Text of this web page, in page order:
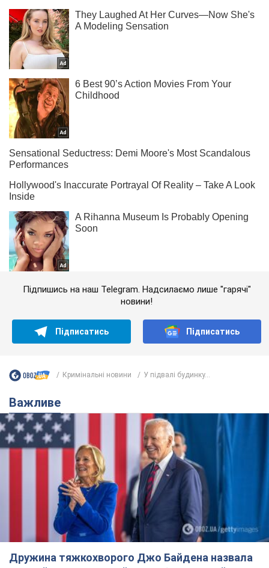
Підпишись на наш Telegram. Надсилаємо лише "гарячі"
новини!
Підписатись Підписатись
Кримінальні новини У підвалі будинку...
Важливе
Дружина тяжкохворого Джо Байдена назвала